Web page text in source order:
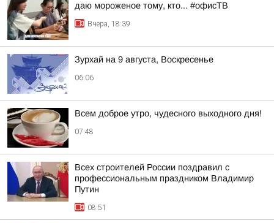
даю мороженое тому, кто... #офисТВ
Вчера, 18:39
Зурхай на 9 августа, Воскресенье
06:06
Всем доброе утро, чудесного выходного дня!
07:48
Всех строителей России поздравил с
профессиональным праздником Владимир
Путин
08:51